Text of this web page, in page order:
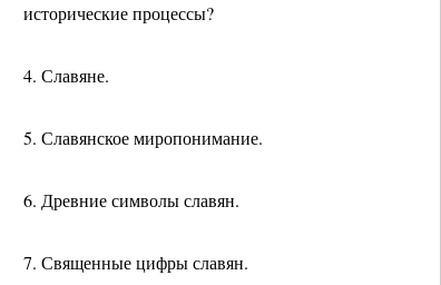
исторические процессы?
4. Славяне.
5. Славянское миропонимание.
6. Древние символы славян.
7. Священные цифры славян.